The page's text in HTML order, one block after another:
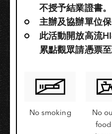
不授予結業證書。
主辦及協辦單位
此活動開放高流
累點觀眾請憑票
No smoking
No